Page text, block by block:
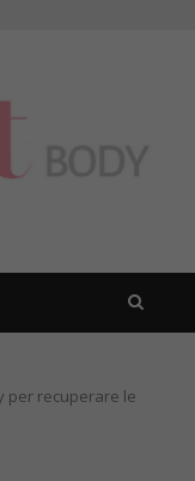
per recuperare le